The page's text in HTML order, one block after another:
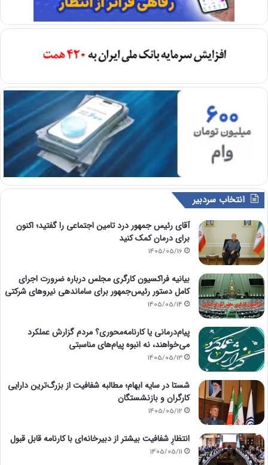
انتخاب سردبیر
آقای رئیس جمهور درد تامین اجتماعی را گفتید؛ اکنون
برای درمان کمک کنید
1405/05/16
بیانیه فراکسیون کارگری مجلس درباره ضرورت اجرای
کامل دستور رئیس‌جمهور برای ساماندهی نیروهای شرکتی
1405/05/14
پیام‌درمانی یا کارنامه‌محوری؟ مردم گزارش عملکرد
می‌خواهند، نه انبوه پیام‌های مناسبتی
1405/05/13
شستا در سایه ابهام؛ مطالبه شفافیت از بزرگ‌ترین دارایی
کارگران و بازنشستگان
1405/05/12
انتظارِ شفافیت بیشتر از دبیرخانه‌ای با کارنامه قابل قبول
1405/05/11